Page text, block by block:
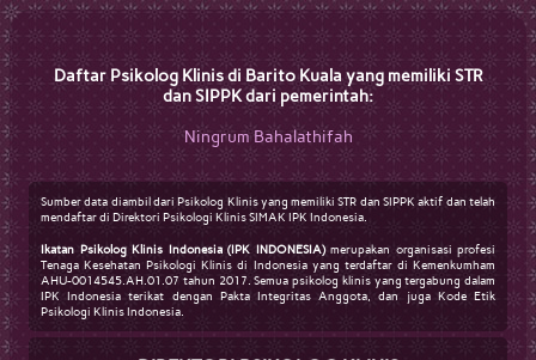
Daftar Psikolog Klinis di Barito Kuala yang memiliki STR
dan SIPPK dari pemerintah:
Ningrum Bahalathifah
Sumber data diambil dari Psikolog Klinis yang memiliki STR dan SIPPK aktif dan telah
mendaftar di Direktori Psikologi Klinis SIMAK IPK Indonesia.
Ikatan Psikolog Klinis Indonesia (IPK INDONESIA)merupakan organisasi profesi
Tenaga Kesehatan Psikologi Klinis di Indonesia yang terdaftar di Kemenkumham
AHU-0014545.AH.01.07 tahun 2017. Semua psikolog klinis yang tergabung dalam
IPK Indonesia terikat dengan Pakta Integritas Anggota, dan juga Kode Etik
Psikologi Klinis Indonesia.